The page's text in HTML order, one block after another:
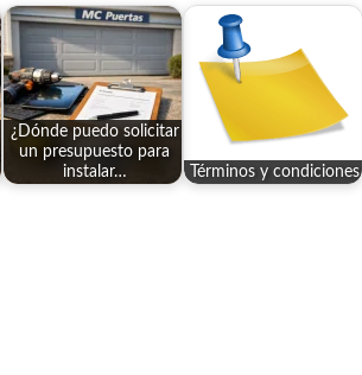
¿Dónde puedo solicitar
un presupuesto para
instalar…
Términos y condiciones